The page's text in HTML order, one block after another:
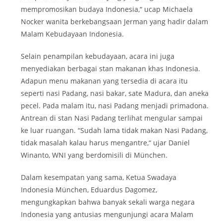
mempromosikan budaya Indonesia,“ ucap Michaela
Nocker wanita berkebangsaan Jerman yang hadir dalam
Malam Kebudayaan Indonesia.
Selain penampilan kebudayaan, acara ini juga
menyediakan berbagai stan makanan khas Indonesia.
Adapun menu makanan yang tersedia di acara itu
seperti nasi Padang, nasi bakar, sate Madura, dan aneka
pecel. Pada malam itu, nasi Padang menjadi primadona.
Antrean di stan Nasi Padang terlihat mengular sampai
ke luar ruangan. “Sudah lama tidak makan Nasi Padang,
tidak masalah kalau harus mengantre,“ ujar Daniel
Winanto, WNI yang berdomisili di München.
Dalam kesempatan yang sama, Ketua Swadaya
Indonesia München, Eduardus Dagomez,
mengungkapkan bahwa banyak sekali warga negara
Indonesia yang antusias mengunjungi acara Malam